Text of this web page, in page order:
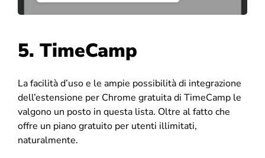
5. TimeCamp
La facilità d’uso e le ampie possibilità di integrazione
dell’estensione per Chrome gratuita di TimeCamp le
valgono un posto in questa lista. Oltre al fatto che
offre un piano gratuito per utenti illimitati,
naturalmente.